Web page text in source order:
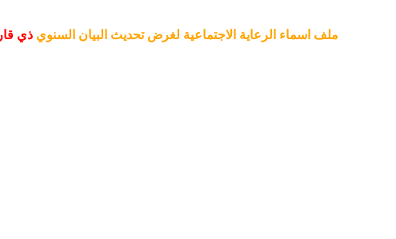
ملف اسماء الرعاية الاجتماعية لغرض تحديث البيان السنويذي قار